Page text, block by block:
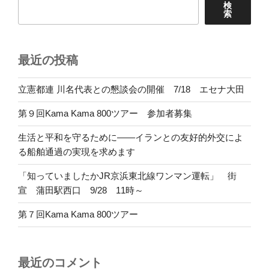
検
索
最近の投稿
立憲都連 川名代表との懇談会の開催 7/18 エセナ大田
第９回Kama Kama 800ツアー 参加者募集
生活と平和を守るために――イランとの友好的外交によ
る船舶通過の実現を求めます
「知っていましたかJR京浜東北線ワンマン運転」 街
宣 蒲田駅西口 9/28 11時～
第７回Kama Kama 800ツアー
最近のコメント